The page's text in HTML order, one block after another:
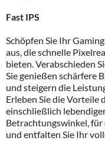
Fast IPS
Schöpfen Sie Ihr
aus, die schnelle
bieten. Verabschieden
Sie genießen schärfere
und steigern die
Erleben Sie die Vorteile
einschließlich
Betrachtungswinkel, für
und entfalten Sie Ihr